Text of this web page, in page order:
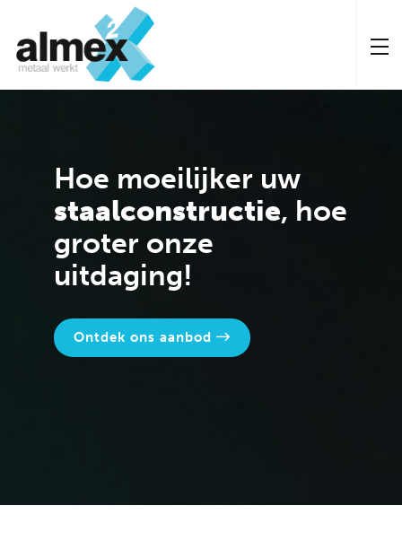
Hoe moeilijker uw
staalconstructie, hoe
groter onze
uitdaging!
Ontdek ons aanbod